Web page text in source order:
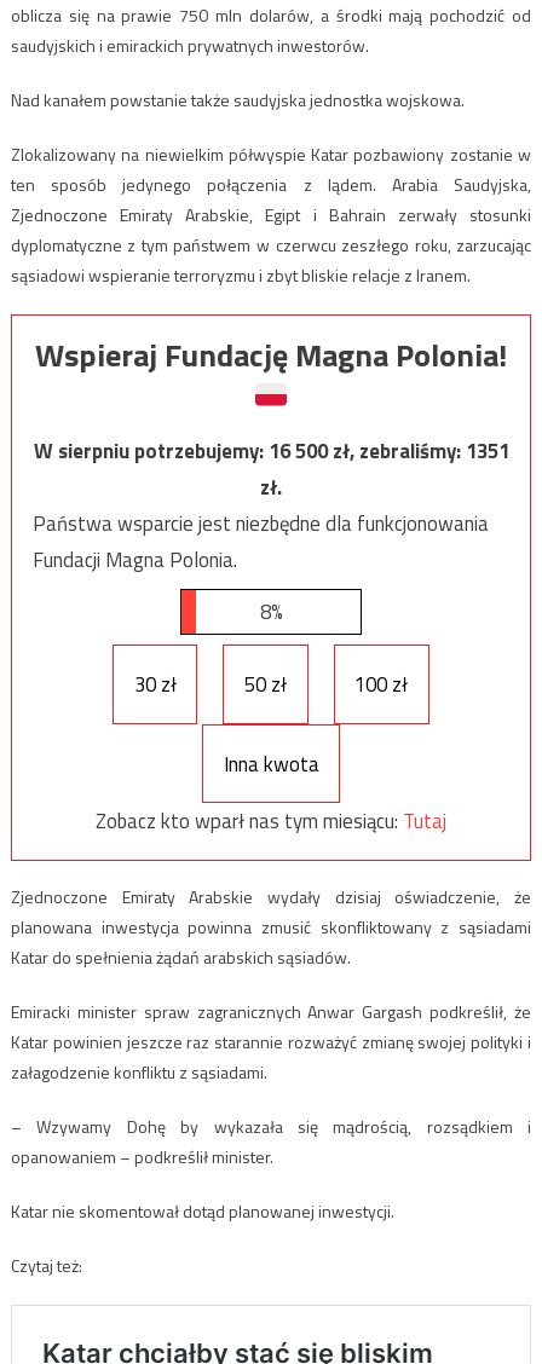
oblicza się na prawie 750 mln dolarów, a środki mają pochodzić od
saudyjskich i emirackich prywatnych inwestorów.
Nad kanałem powstanie także saudyjska jednostka wojskowa.
Zlokalizowany na niewielkim półwyspie Katar pozbawiony zostanie w
ten sposób jedynego połączenia z lądem. Arabia Saudyjska,
Zjednoczone Emiraty Arabskie, Egipt i Bahrain zerwały stosunki
dyplomatyczne z tym państwem w czerwcu zeszłego roku, zarzucając
sąsiadowi wspieranie terroryzmu i zbyt bliskie relacje z Iranem.
Wspieraj Fundację Magna Polonia!
W sierpniu potrzebujemy:16 500zł, zebraliśmy:1351
zł.
Państwa wsparcie jest niezbędne dla funkcjonowania
Fundacji Magna Polonia.
8%
30 zł 50 zł 100 zł
Inna kwota
Zobacz kto wparł nas tym miesiącu: Tutaj
Zjednoczone Emiraty Arabskie wydały dzisiaj oświadczenie, że
planowana inwestycja powinna zmusić skonfliktowany z sąsiadami
Katar do spełnienia żądań arabskich sąsiadów.
Emiracki minister spraw zagranicznych Anwar Gargash podkreślił, że
Katar powinien jeszcze raz starannie rozważyć zmianę swojej polityki i
załagodzenie konfliktu z sąsiadami.
– Wzywamy Dohę by wykazała się mądrością, rozsądkiem i
opanowaniem – podkreślił minister.
Katar nie skomentował dotąd planowanej inwestycji.
Czytaj też: